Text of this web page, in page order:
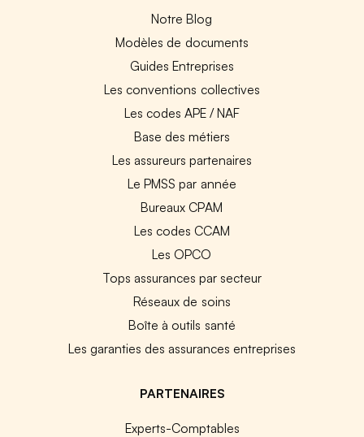
Notre Blog
Modèles de documents
Guides Entreprises
Les conventions collectives
Les codes APE / NAF
Base des métiers
Les assureurs partenaires
Le PMSS par année
Bureaux CPAM
Les codes CCAM
Les OPCO
Tops assurances par secteur
Réseaux de soins
Boîte à outils santé
Les garanties des assurances entreprises
PARTENAIRES
Experts-Comptables